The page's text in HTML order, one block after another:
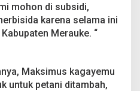
mohon di subsidi,
karena selama ini
Merauke. “
Maksimus kagayemu
untuk petani ditambah,